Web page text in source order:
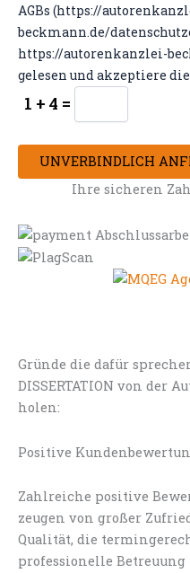
AGBs (https://
beckmann.de/
https://autorenkanzlei-
gelesen und akzeptiere
1 + 4 =
UNVERBINDLICH
Ihre sicheren
Gründe die dafür
DISSERTATION von der
holen:
Positive
Zahlreiche positive
zeugen von großer
Qualität, die
professionelle Betreuung